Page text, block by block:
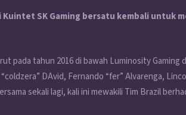
Kuintet SK Gaming bersatu kembali untuk
pada tahun 2016 di bawah Luminosity Gaming
DAvid, Fernando “fer” Alvarenga,
sekali lagi, kali ini mewakili Tim Brazil